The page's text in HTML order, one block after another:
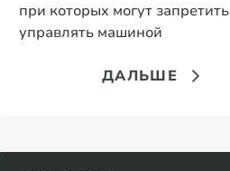
при которых могут запретить
управлять машиной
ДАЛЬШЕ